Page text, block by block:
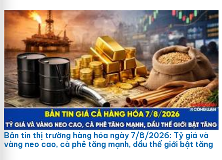
Bản tin thị trường hàng hóa ngày 7/8/2026: Tỷ giá và
vàng neo cao, cà phê tăng mạnh, dầu thế giới bật tăng